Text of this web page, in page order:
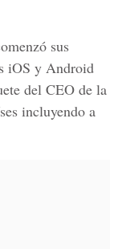
sus
iOS y Android
del CEO de la
incluyendo a